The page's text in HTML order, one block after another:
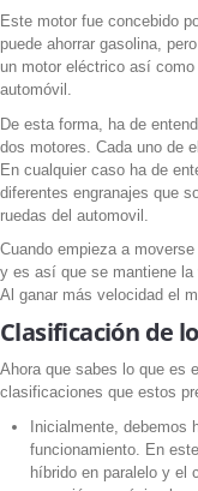
Este motor fue concebido
puede ahorrar gasolina,
un motor eléctrico así
automóvil.
De esta forma, ha de
dos motores. Cada uno de
En cualquier caso ha de
diferentes engranajes que
ruedas del automovil.
Cuando empieza a
y es así que se mantiene
Al ganar más velocidad el
Clasificación de
Ahora que sabes lo que es
clasificaciones que estos
Inicialmente, debemos
funcionamiento. En
híbrido en paralelo y el